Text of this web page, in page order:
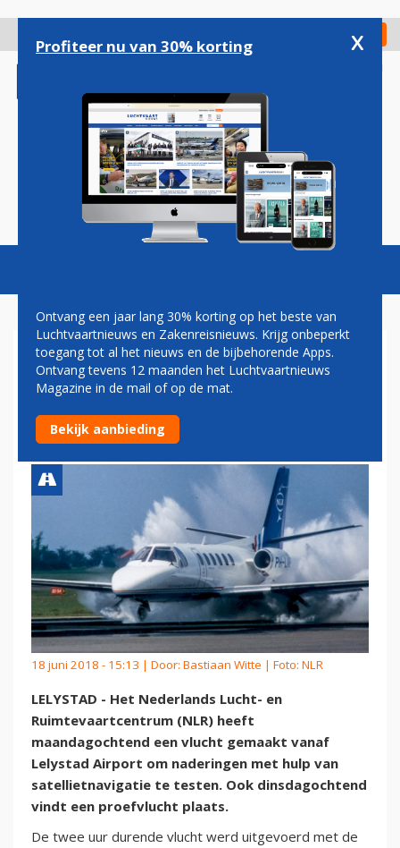
gaan
Check in
Magazine Podcasts Vacatures
VLIEGTUIG NLR TEST
NAVIGATIESYSTEMEN
LELYSTAD AIRPORT
18 juni 2018 - 15:13 | Door: Bastiaan Witte | Foto: NLR
LELYSTAD - Het Nederlands Lucht- en
Ruimtevaartcentrum (NLR) heeft
maandagochtend een vlucht gemaakt vanaf
Lelystad Airport om naderingen met hulp van
satellietnavigatie te testen. Ook dinsdagochtend
vindt een proefvlucht plaats.
De twee uur durende vlucht werd uitgevoerd met de
Profiteer nu van 30% korting x
Ontvang een jaar lang 30% korting op het beste van
Luchtvaartnieuws en Zakenreisnieuws. Krijg onbeperkt
toegang tot al het nieuws en de bijbehorende Apps.
Ontvang tevens 12 maanden het Luchtvaartnieuws
Magazine in de mail of op de mat.
Bekijk aanbieding